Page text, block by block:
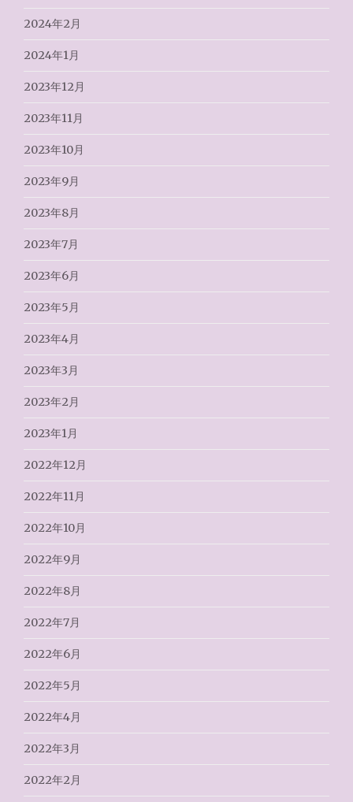
2024年2月
2024年1月
2023年12月
2023年11月
2023年10月
2023年9月
2023年8月
2023年7月
2023年6月
2023年5月
2023年4月
2023年3月
2023年2月
2023年1月
2022年12月
2022年11月
2022年10月
2022年9月
2022年8月
2022年7月
2022年6月
2022年5月
2022年4月
2022年3月
2022年2月